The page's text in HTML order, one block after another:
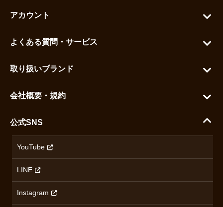
アカウント
お気に入りを見る
よくある質問・サービス
ご利用ガイド
配送・送料について
ハラダの保証とアフターサービス
取り扱いブランド
セイコー
カシオ
オリエントスター
会社概要・規約
沿革
プライバシーポリシー
公式SNS
YouTube
LINE
Instagram